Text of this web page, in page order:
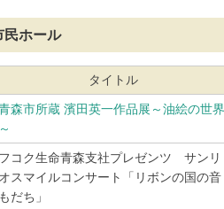
民ホール
タイトル
森市所蔵 濱田英一作品展～油絵の世界
～
フコク生命青森支社プレゼンツ サンリ
オスマイルコンサート「リボンの国の音
もだち」